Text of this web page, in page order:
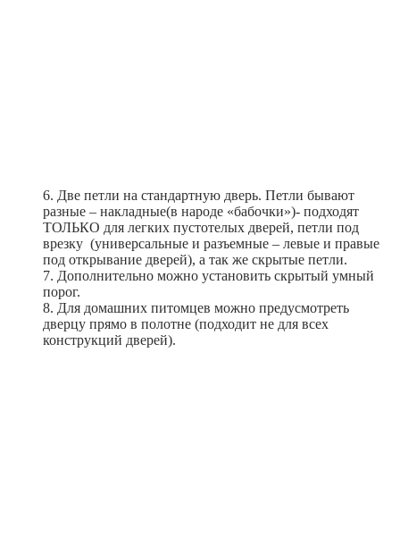
6. Две петли на стандартную дверь. Петли бывают
разные – накладные(в народе «бабочки»)- подходят
ТОЛЬКО для легких пустотелых дверей, петли под
врезку (универсальные и разъемные – левые и правые
под открывание дверей), а так же скрытые петли.
7. Дополнительно можно установить скрытый умный
порог.
8. Для домашних питомцев можно предусмотреть
дверцу прямо в полотне (подходит не для всех
конструкций дверей).